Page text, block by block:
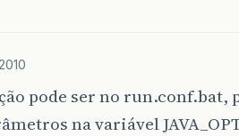
pode ser no run.conf.bat,
na variável